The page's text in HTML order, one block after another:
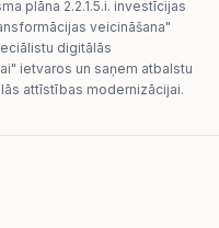
plāna 2.2.1.5.i. investīcijas
veicināšana"
digitālās
ietvaros un saņem atbalstu
attīstības modernizācijai.